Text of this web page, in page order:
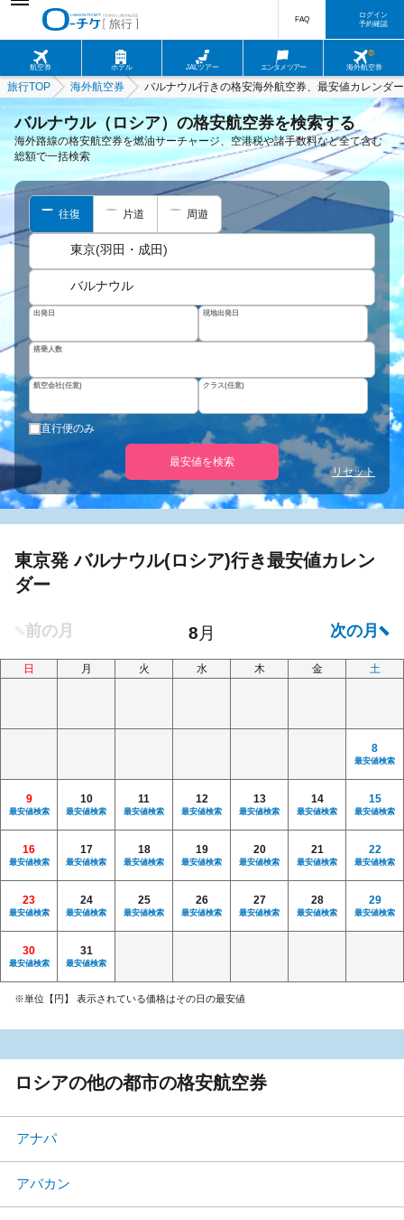
航空券 ホテル JALツアー エンタメツアー 海外航空券
FAQ
ログイン
予約確認
旅行TOP 海外航空券 バルナウル行きの格安海外航空券、最安値カレンダー
バルナウル（ロシア）の格安航空券を検索する
海外路線の格安航空券を燃油サーチャージ、空港税や諸手数料など全て含む
総額で一括検索
往復 片道 周遊
東京(羽田・成田)
バルナウル
出発日 現地出発日
搭乗人数
航空会社(任意) クラス(任意)
直行便のみ
最安値を検索
リセット
東京発 バルナウル(ロシア)行き最安値カレン
ダー
日 月 火 水 木 金 土
8
最安値検索
9
最安値検索
10
最安値検索
11
最安値検索
12
最安値検索
13
最安値検索
14
最安値検索
15
最安値検索
16
最安値検索
17
最安値検索
18
最安値検索
19
最安値検索
20
最安値検索
21
最安値検索
22
最安値検索
23
最安値検索
24
最安値検索
25
最安値検索
26
最安値検索
27
最安値検索
28
最安値検索
29
最安値検索
30
最安値検索
31
最安値検索
※単位【円】 表示されている価格はその日の最安値
ロシアの他の都市の格安航空券
アナパ
アバカン